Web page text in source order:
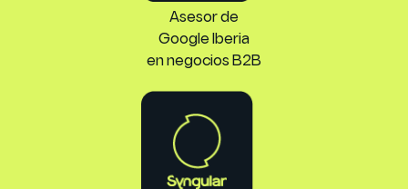
Asesor de
Google Iberia
en negocios B2B